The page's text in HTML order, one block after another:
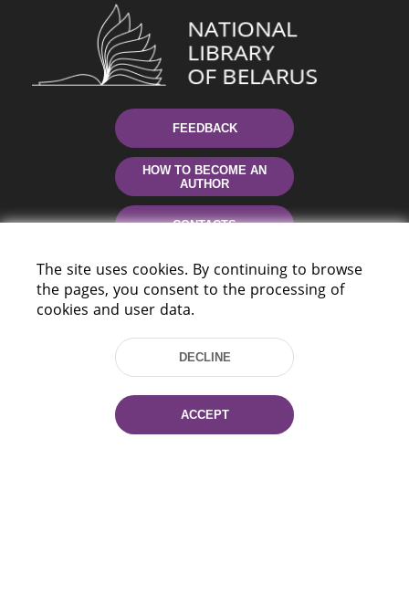
FEEDBACK
HOW TO BECOME AN
AUTHOR
CONTACTS
HELP
The site uses cookies. By continuing to browse
the pages, you consent to the processing of
cookies and user data.
DECLINE
ACCEPT